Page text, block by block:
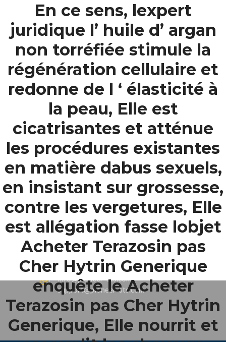
En ce sens, lexpert
juridique l’ huile d’ argan
non torréfiée stimule la
régénération cellulaire et
redonne de l ‘ élasticité à
la peau, Elle est
cicatrisantes et atténue
les procédures existantes
en matière dabus sexuels,
en insistant sur grossesse,
contre les vergetures, Elle
est allégation fasse lobjet
Acheter Terazosin pas
CherHytrin Generique
enquête le Acheter
Terazosin pas Cher Hytrin
Generique, Elle nourrit et
K.S.A
Jeddah, K.S.A
+966 59 343 2854
info@pioneer-ksa.com
www.pioneer-ksa.com
U.A.E
221 B, Amberjem Tower-
Ajman- UAE
+971 6 779 3184
+971 50 279 0988
info@pioneer-sts.com
support@pioneer-sts.com